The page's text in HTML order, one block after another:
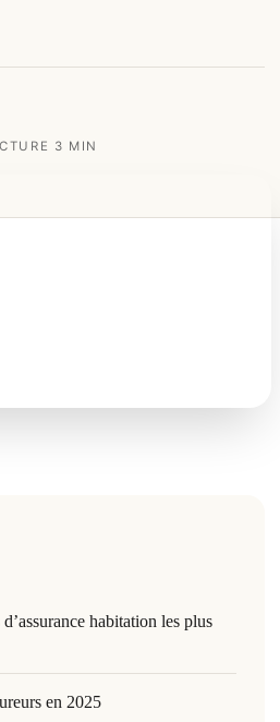
3 MIN
habitation les plus
en 2025